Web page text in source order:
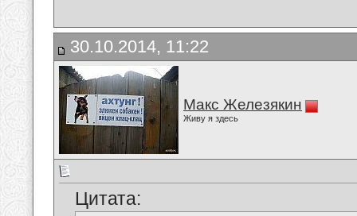
30.10.2014, 11:22
Макс Железякин
Живу я здесь
Цитата: